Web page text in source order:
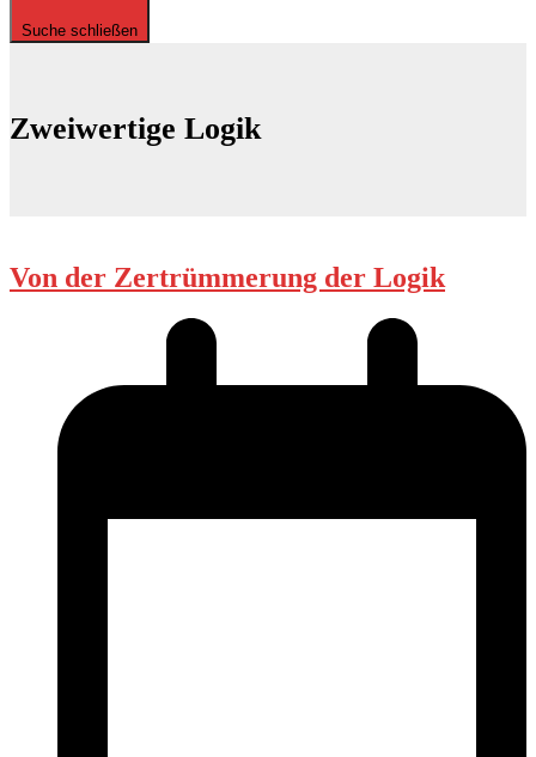
Suche schließen
Zweiwertige Logik
Von der Zertrümmerung der Logik